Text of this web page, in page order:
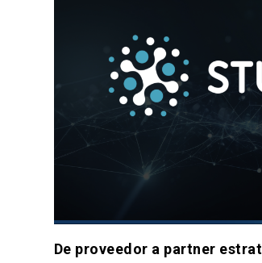
De proveedor a partner